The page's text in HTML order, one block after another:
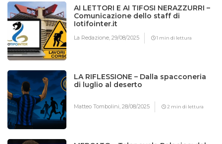
AI LETTORI E AI TIFOSI NERAZZURRI –
Comunicazione dello staff di
Iotifointer.it
La Redazione,29/08/2025 1 min di lettura
LA RIFLESSIONE – Dalla spacconeria
di luglio al deserto
Matteo Tombolini,28/08/2025 2 min di lettura